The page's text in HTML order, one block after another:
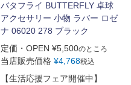
バタフライ BUTTERFLY 卓球
アクセサリー 小物 ラバー ロゼ
ナ 06020 278 ブラック
定価・OPEN ¥5,500のところ
当店販売価格 ¥4,768税込
【生活応援フェア開催中】